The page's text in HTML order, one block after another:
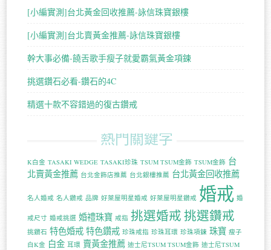
[小編實測]台北黃金回收推薦-詠信珠寶銀樓
[小編實測]台北賣黃金推薦-詠信珠寶銀樓
幹大事必備-饒舌歌手瘦子就愛霸氣黃金項鍊
挑選鑽石必看-鑽石的4C
精選十款不容錯過的復古鑽戒
熱門關鍵字
K白金 TASAKI WEDGE TASAKI珍珠 TSUM TSUM金飾 TSUM金飾 台
北賣黃金推薦 台北金飾店推薦 台北銀樓推薦 台北黃金回收推薦
名人婚戒 名人鑽戒 品牌 好萊屋明星婚戒 好萊屋明星鑽戒 婚戒 婚
戒尺寸 婚戒挑選 婚禮珠寶 戒指 挑選婚戒挑選鑽戒
挑鑽石 特色婚戒 特色鑽戒 珍珠戒指 珍珠耳環 珍珠項鍊 珠寶 瘦子
白K金 白金 耳環 賣黃金推薦 迪士尼TSUM TSUM金飾 迪士尼TSUM